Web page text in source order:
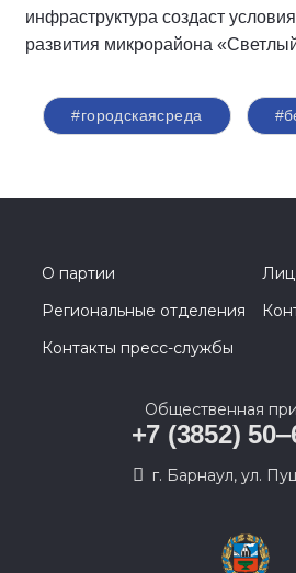
инфраструктура создаст
развития микрорайона
#городскаясреда
О партии
Региональные отделения
Контакты пресс-службы
Общественная
+7 (3852)
г. Барнаул, ул.